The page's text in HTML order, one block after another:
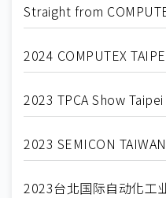
Straight from
2024 COMPUTEX
2023 TPCA Show
2023 SEMICON
2023台北国际自动化工